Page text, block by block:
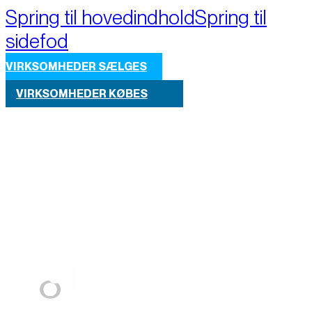
Spring til hovedindholdSpring til
sidefod
VIRKSOMHEDER SÆLGES
VIRKSOMHEDER KØBES